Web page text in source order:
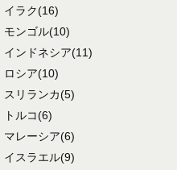
イラク(16)
モンゴル(10)
インドネシア(11)
ロシア(10)
スリランカ(5)
トルコ(6)
マレーシア(6)
イスラエル(9)